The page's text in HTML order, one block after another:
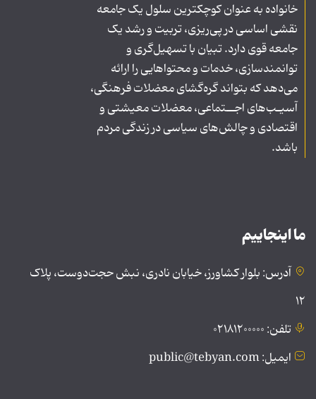
خانواده به عنوان کوچکترین سلول یک جامعه
نقشی اساسی در پی‌ریزی، تربیت و رشد یک
جامعه قوی دارد. تبیان با تسهیل‌گری و
توانمندسازی، خدمات و محتواهایی را ارائه
می‌دهد که بتواند گره‌گشای معضلات فرهنگی،
آسیـب‌های اجــتماعی، معضلات معیشتی و
اقتصادی و چالش‌های سیاسی در زندگی مردم
باشد.
ما اینجاییم
آدرس: بلوار کشاورز، خیابان نادری، نبش حجت‌دوست، پلاک
۱۲
تلفن: ۰۲۱۸۱۲۰۰۰۰۰
ایمیل: public@tebyan.com